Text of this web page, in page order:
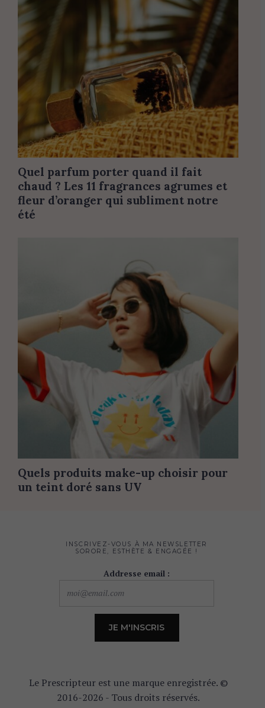
Quel parfum porter quand il fait
chaud ? Les 11 fragrances agrumes et
fleur d’oranger qui subliment notre
été
Quels produits make-up choisir pour
un teint doré sans UV
INSCRIVEZ-VOUS À MA NEWSLETTER
SORORE, ESTHÈTE & ENGAGÉE !
Addresse email :
Le Prescripteur est une marque enregistrée. ©
2016-2026 - Tous droits réservés.